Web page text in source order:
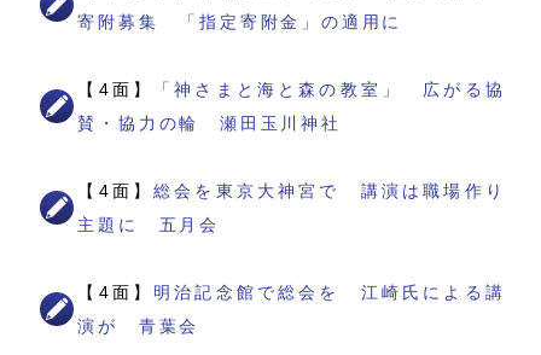
寄附募集 「指定寄附金」の適用に
【4面】
「神さまと海と森の教室」 広がる協
賛・協力の輪 瀬田玉川神社
【4面】総会を東京大神宮で 講演は職場作り
主題に 五月会
【4面】 明治記念館で総会を 江崎氏による講
演が 青葉会